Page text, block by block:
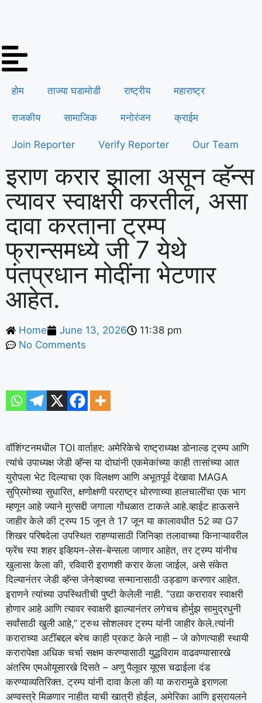
होम ताज्या घडामोडी राष्ट्रीय महाराष्ट्र
राजकीय सामाजिक मनोरंजन क्राईम
Join Reporter Verify Reporter Our Team
इराण करार झाला असून व्हॅन्स
त्यावर स्वाक्षरी करतील, असा
दावा करताना ट्रम्प
फ्रान्समध्ये जी 7 येथे
पंतप्रधान मोदींना भेटणार
आहेत.
Home June 13, 2026
11:38 pm
No Comments
वॉशिंग्टनमधील TOI वार्ताहर: अमेरिकेचे राष्ट्राध्यक्ष डोनाल्ड ट्रम्प आणि
त्यांचे उपाध्यक्ष जेडी व्हॅन्स या दोघांनी एकमेकांच्या काही तासांच्या आत
युरोपला भेट दिल्याचा एक विलक्षण आणि अभूतपूर्व देखावा MAGA
सुप्रिमोच्या सुधारित, क्षणोक्षणी परराष्ट्र धोरणाच्या हालचालींचा एक भाग
म्हणून आहे ज्याने मुत्सद्दी जगाला गोंधळात टाकले आहे.व्हाईट हाऊसने
जाहीर केले की ट्रम्प 15 जून ते 17 जून या कालावधीत 52 व्या G7
शिखर परिषदेला उपस्थित राहण्यासाठी जिनिव्हा तलावाच्या किनाऱ्यावरील
फ्रेंच स्पा शहर इव्हियन-लेस-बेन्सला जाणार आहेत, तर ट्रम्प यांनीच
खुलासा केला की, रविवारी इराणशी करार केला जाईल, असे संकेत
दिल्यानंतर जेडी व्हॅन्स जेनेव्हाच्या सन्मानासाठी उड्डाण करणार आहेत.
इराणने त्यांच्या उपस्थितीची पुष्टी केलेली नाही. “उद्या करारावर स्वाक्षरी
होणार आहे आणि त्यावर स्वाक्षरी झाल्यानंतर लगेचच होर्मुझ सामुद्रधुनी
सर्वांसाठी खुली आहे,” ट्रुथ सोशलवर ट्रम्प यांनी जाहीर केले.त्यांनी
कराराच्या अटींबद्दल बरेच काही प्रकट केले नाही – जे कोणत्याही स्थायी
करारापेक्षा अधिक चर्चा सक्षम करण्यासाठी युद्धविराम वाढवण्यासारखे
अंतरिम एमओयूसारखे दिसते – अणु पैलूवर यूएस चढाईला दंड
करण्याव्यतिरिक्त.ट्रम्प यांनी दावा केला की या करारामुळे इराणला
अण्वस्त्रे मिळणार नाहीत याची खात्री होईल, अमेरिका आणि इस्रायलने